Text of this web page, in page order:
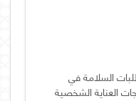
السلامة في
العناية الشخصية